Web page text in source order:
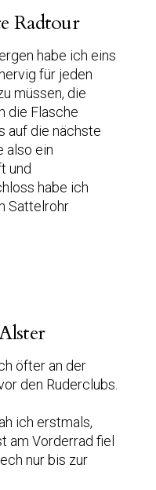
Radtour
habe ich eins
für jeden
müssen, die
die Flasche
auf die nächste
also ein
und
habe ich
Sattelrohr
öfter an der
den Ruderclubs.
ich erstmals,
am Vorderrad fiel
nur bis zur